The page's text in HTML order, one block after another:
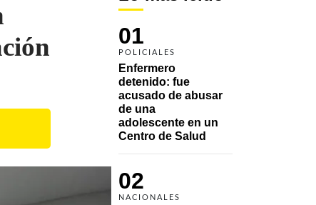
01
POLICIALES
Enfermero
detenido: fue
acusado de abusar
de una
adolescente en un
Centro de Salud
02
NACIONALES